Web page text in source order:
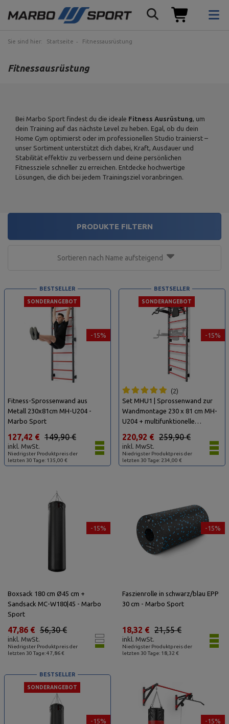
Sie sind hier: Startseite Fitnessausrüstung
Fitnessausrüstung
Bei Marbo Sport findest du die ideale Fitness Ausrüstung, um
dein Training auf das nächste Level zu heben. Egal, ob du dein
Home Gym optimierst oder im professionellen Studio trainierst –
unser Sortiment unterstützt dich dabei, Kraft, Ausdauer und
Stabilität effektiv zu verbessern und deine persönlichen
Fitnessziele schneller zu erreichen. Entdecke hochwertige
Lösungen, die dich bei jedem Trainingsziel voranbringen.
Sortieren nach Name aufsteigend
PRODUKTE FILTERN
-15%
SONDERANGEBOT
BESTSELLER
Fitness-Sprossenwand aus
Metall 230x81cm MH-U204 -
Marbo Sport
Niedrigster Produktpreis der
letzten 30 Tage: 135,00 €
149,90 €
127,42 €
inkl. MwSt.
-15%
SONDERANGEBOT
BESTSELLER
2
Set MHU1 | Sprossenwand zur
Wandmontage 230 x 81 cm MH-
U204 + multifunktionelle
Wandmontage (2in1) MH-U205 -
Marbo Sport
Niedrigster Produktpreis der
letzten 30 Tage: 234,00 €
259,90 €
220,92 €
inkl. MwSt.
-15%
Boxsack 180 cm Ø45 cm +
Sandsack MC-W180|45 - Marbo
Sport
Niedrigster Produktpreis der
letzten 30 Tage: 47,86 €
56,30 €
47,86 €
inkl. MwSt.
-15%
Faszienrolle in schwarz/blau EPP
30 cm - Marbo Sport
Niedrigster Produktpreis der
letzten 30 Tage: 18,32 €
21,55 €
18,32 €
inkl. MwSt.
-15%
SONDERANGEBOT
BESTSELLER
-15%